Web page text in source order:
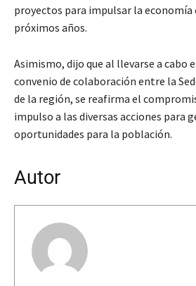
proyectos para impulsar la economía
próximos años.
Asimismo, dijo que al llevarse a cabo
convenio de colaboración entre la
de la región, se reafirma el
impulso a las diversas acciones para
oportunidades para la población.
Autor